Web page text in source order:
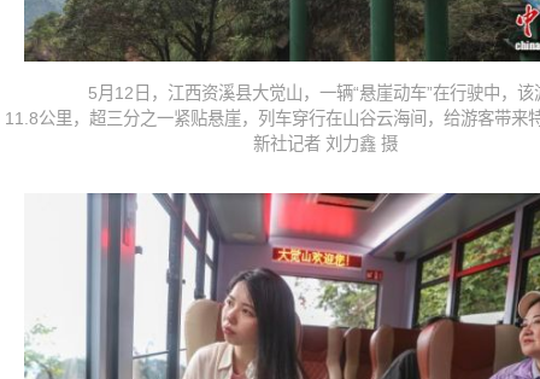
5月12日，江西资溪县大觉山，一辆“悬崖动车”在行驶中，该
11.8公里，超三分之一紧贴悬崖，列车穿行在山谷云海间，给游客带来
新社记者 刘力鑫 摄